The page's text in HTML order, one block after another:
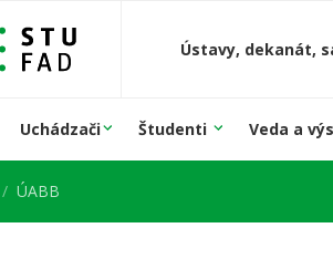
Ústavy, dekanát,
Uchádzači Študenti Veda a
ÚABB